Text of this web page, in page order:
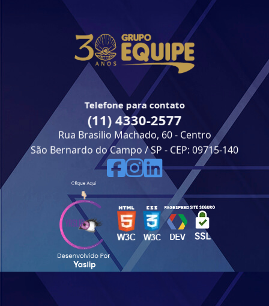
Telefone para contato
(11) 4330-2577
Rua Brasilio Machado, 60 - Centro
São Bernardo do Campo / SP - CEP: 09715-140